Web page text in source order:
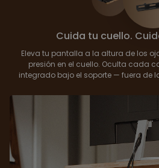
Cuida tu cuello.
Eleva tu pantalla a la altura de los
presión en el cuello. Oculta cada
integrado bajo el soporte — fuera de